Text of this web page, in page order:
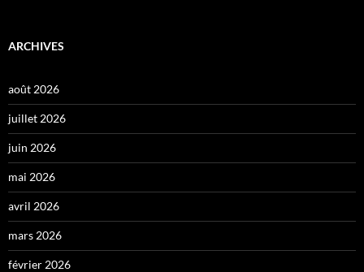
ARCHIVES
août 2026
juillet 2026
juin 2026
mai 2026
avril 2026
mars 2026
février 2026